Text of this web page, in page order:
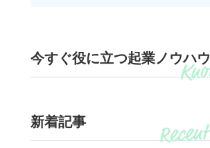
今すぐ役に立つ起業ノウハウ
新着記事